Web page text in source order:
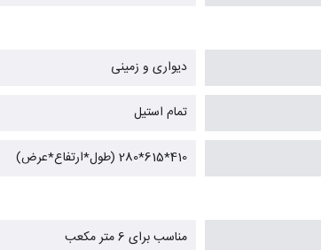
دیواری و زمینی
تمام استیل
410*615*280 (طول*ارتفاع*عرض)
مناسب برای 6 متر مکعب